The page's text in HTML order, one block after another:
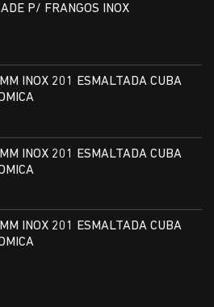
P/ FRANGOS INOX
INOX 201 ESMALTADA CUBA
INOX 201 ESMALTADA CUBA
INOX 201 ESMALTADA CUBA